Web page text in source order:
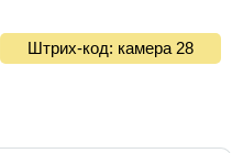
Штрих-код: камера 28